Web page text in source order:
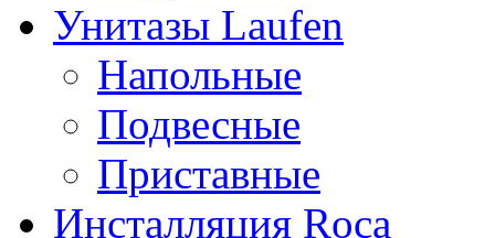
Унитазы Laufen
Напольные
Подвесные
Приставные
Инсталляция Roca